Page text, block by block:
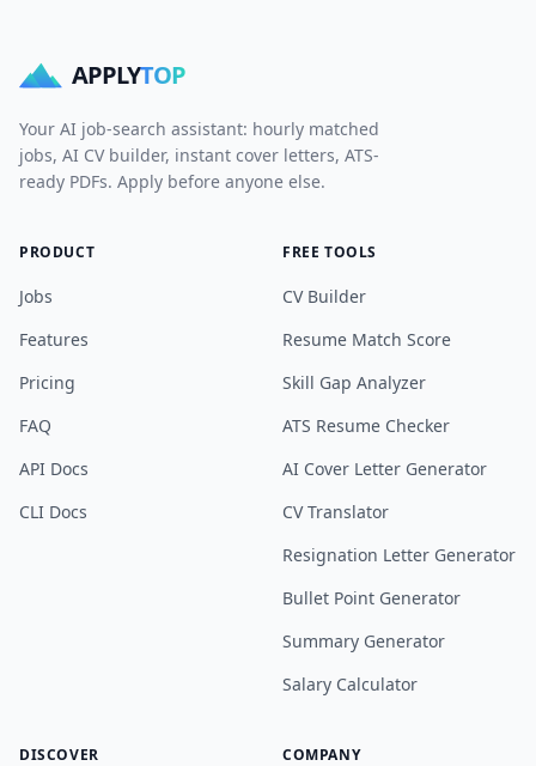
APPLYTOP
Your AI job-search assistant: hourly matched
jobs, AI CV builder, instant cover letters, ATS-
ready PDFs. Apply before anyone else.
PRODUCT
Jobs
Features
Pricing
FAQ
API Docs
CLI Docs
FREE TOOLS
CV Builder
Resume Match Score
Skill Gap Analyzer
ATS Resume Checker
AI Cover Letter Generator
CV Translator
Resignation Letter Generator
Bullet Point Generator
Summary Generator
Salary Calculator
DISCOVER COMPANY